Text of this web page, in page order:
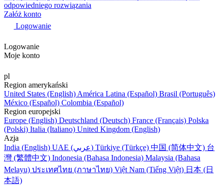
odpowiedniego rozwiązania
Załóż konto
Logowanie
Logowanie
Moje konto
pl
Region amerykański
United States (English) América Latina (Español) Brasil (Português)
México (Español) Colombia (Español)
Region europejski
Europe (English) Deutschland (Deutsch) France (Français) Polska
(Polski) Italia (Italiano) United Kingdom (English)
Azja
India (English)
UAE (عربي) Türkiye (Türkçe) 中国 (简体中文) 台
灣 (繁體中文) Indonesia (Bahasa Indonesia) Malaysia (Bahasa
Melayu) ประเทศไทย (ภาษาไทย) Việt Nam (Tiếng Việt) 日本 (日
本語)